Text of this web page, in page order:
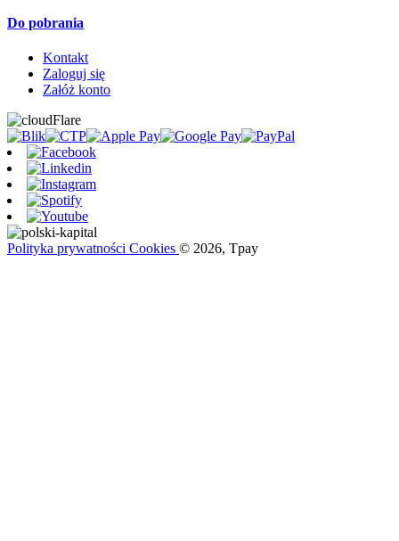
Do pobrania
Kontakt
Zaloguj się
Załóż konto
Polityka prywatności Cookies © 2026, Tpay